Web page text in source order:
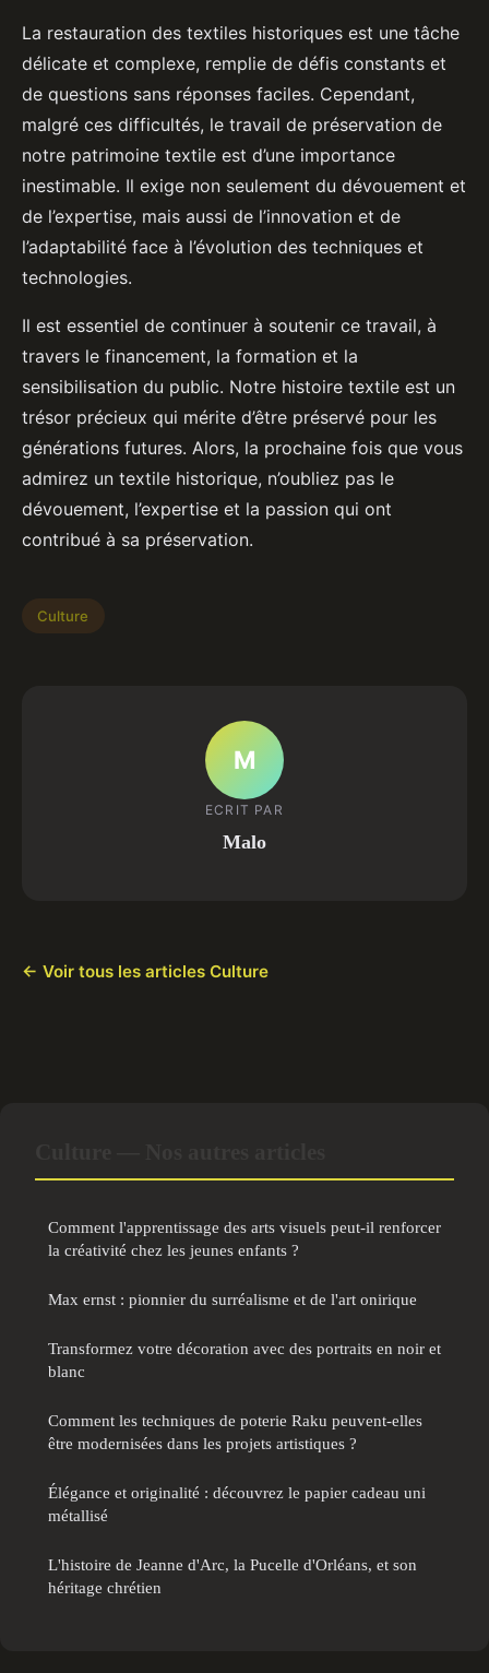
La restauration des textiles historiques est une tâche
délicate et complexe, remplie de défis constants et
de questions sans réponses faciles. Cependant,
malgré ces difficultés, le travail de préservation de
notre patrimoine textile est d’une importance
inestimable. Il exige non seulement du dévouement et
de l’expertise, mais aussi de l’innovation et de
l’adaptabilité face à l’évolution des techniques et
technologies.
Il est essentiel de continuer à soutenir ce travail, à
travers le financement, la formation et la
sensibilisation du public. Notre histoire textile est un
trésor précieux qui mérite d’être préservé pour les
générations futures. Alors, la prochaine fois que vous
admirez un textile historique, n’oubliez pas le
dévouement, l’expertise et la passion qui ont
contribué à sa préservation.
Culture
M
ECRIT PAR
Malo
← Voir tous les articles Culture
Comment l'apprentissage des arts visuels peut-il renforcer
la créativité chez les jeunes enfants ?
Max ernst : pionnier du surréalisme et de l'art onirique
Transformez votre décoration avec des portraits en noir et
blanc
Comment les techniques de poterie Raku peuvent-elles
être modernisées dans les projets artistiques ?
Élégance et originalité : découvrez le papier cadeau uni
métallisé
L'histoire de Jeanne d'Arc, la Pucelle d'Orléans, et son
héritage chrétien